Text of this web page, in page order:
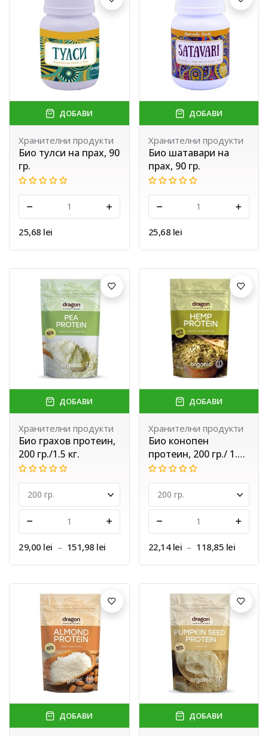
ДОБАВИ
Хранителни продукти
Био тулси на прах, 90
гр.
25,68 lei
ДОБАВИ
Хранителни продукти
Био шатавари на
прах, 90 гр.
25,68 lei
ДОБАВИ
Хранителни продукти
Био грахов протеин,
200 гр./1.5 кг.
29,00 lei – 151,98 lei
ДОБАВИ
Хранителни продукти
Био конопен
протеин, 200 гр./ 1.5
кг.
22,14 lei – 118,85 lei
ДОБАВИ ДОБАВИ